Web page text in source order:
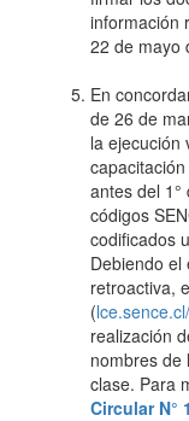
información
22 de mayo
En
de 26 de
la ejecución
antes del
códigos
codificados
Debiendo el
retroactiva,
(
realización
nombres de
clase. Para
Circular N°